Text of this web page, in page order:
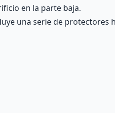
en la parte baja.
una serie de